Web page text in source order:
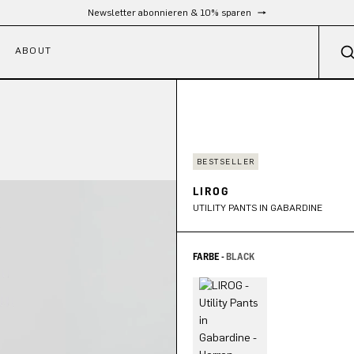
Kostenloser Versand ab 300 €
ABOUT
BESTSELLER
LIROG
UTILITY PANTS IN GABARDINE
FARBE -BLACK